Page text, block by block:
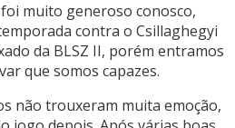
muito generoso conosco,
contra o Csillaghegyi
da BLSZ II, porém entramos
que somos capazes.
não trouxeram muita emoção,